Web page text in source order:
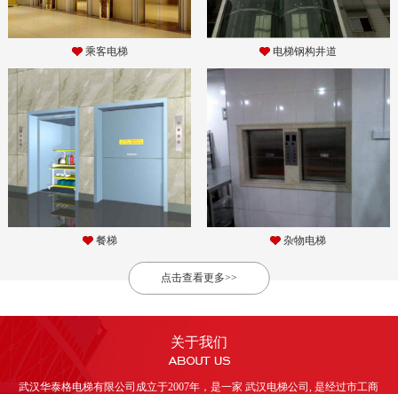
乘客电梯 电梯钢构井道
餐梯 杂物电梯
点击查看更多>>
关于我们
武汉华泰格电梯有限公司成立于2007年，是一家 武汉电梯公司, 是经过市工商